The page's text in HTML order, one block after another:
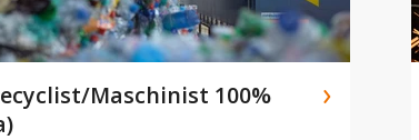
Maschinist 100%